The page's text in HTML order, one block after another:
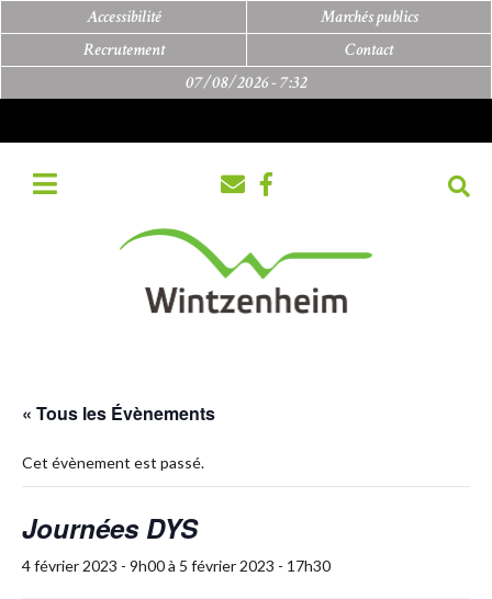
Accessibilité
Marchés publics
Recrutement
Contact
07/08/2026 -7:32
« Tous les Évènements
Cet évènement est passé.
Journées DYS
4 février 2023 - 9h00à 5 février 2023 - 17h30